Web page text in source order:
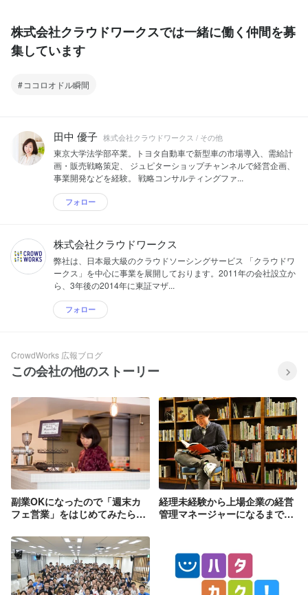
株式会社クラウドワークスでは一緒に働く仲間を募
集しています
ココロオドル瞬間
田中 優子 株式会社クラウドワークス / その他
東京大学法学部卒業。トヨタ自動車で新型車の市場導入、需給計
画・販売戦略策定、 ジュピターショップチャンネルで経営企画、
事業開発などを経験。 戦略コンサルティングファ...
フォロー
株式会社クラウドワークス
弊社は、日本最大級のクラウドソーシングサービス 「クラウドワ
ークス」を中心に事業を展開しております。2011年の会社設立か
ら、3年後の2014年に東証マザ...
フォロー
CrowdWorks 広報ブログ
この会社の他のストーリー
副業OKになったので「週末カ
フェ営業」をはじめてみたら、
立った話
経理未経験から上場企業の経営
管理マネージャーになるまでに